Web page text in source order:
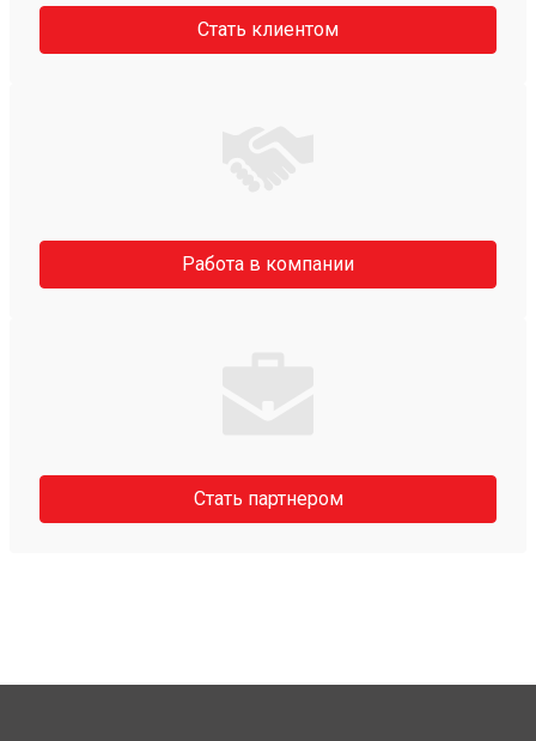
Стать клиентом
Работа в компании
Стать партнером